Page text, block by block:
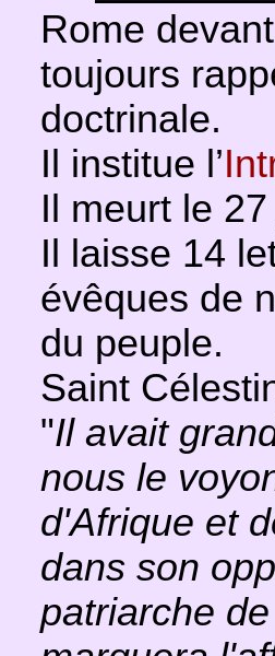
Rome
toujours
doctrinale.
Il institue l’
Il meurt le
Il laisse 14
évêques de
du peuple.
Saint
"Il avait
nous le
d'Afrique et
dans son
patriarche